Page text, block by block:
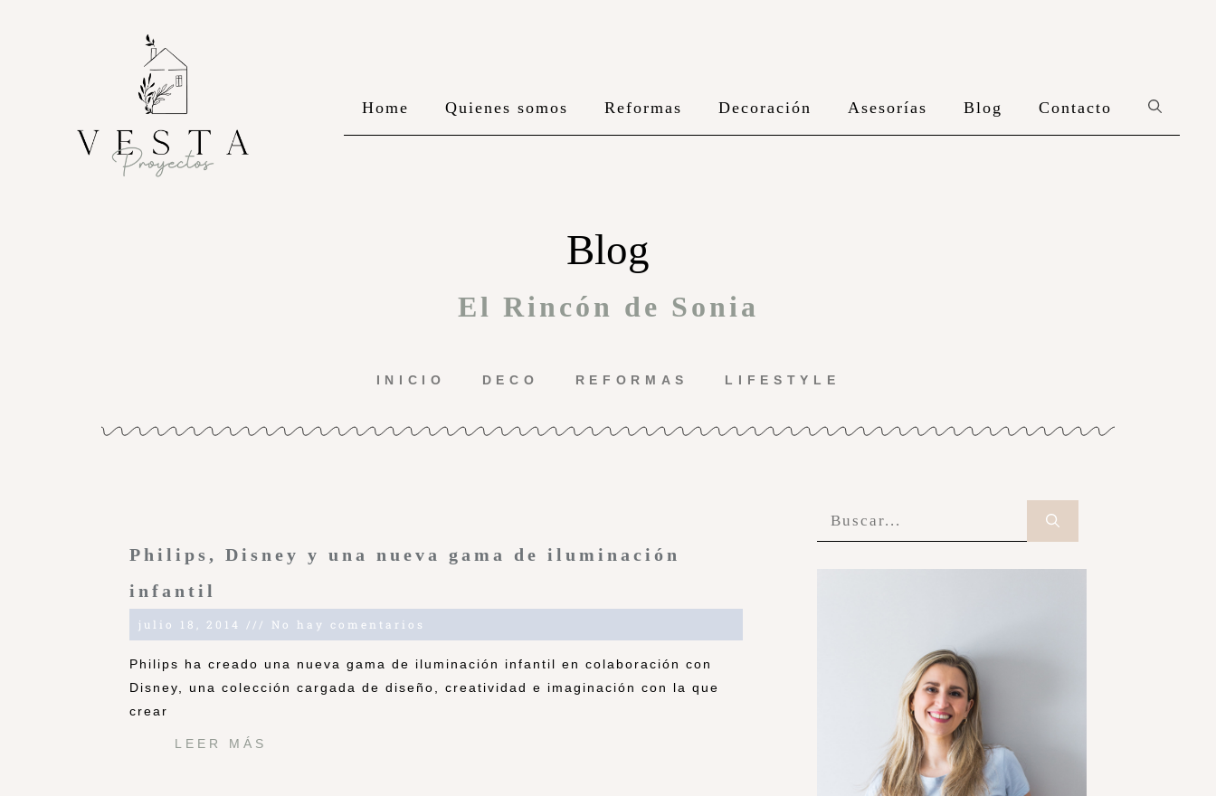
Home Quienes somos Reformas Decoración Asesorías Blog Contacto
Blog
El Rincón de Sonia
INICIO DECO REFORMAS LIFESTYLE
Philips, Disney y una nueva gama de iluminación
infantil
julio 18, 2014 No hay comentarios
Philips ha creado una nueva gama de iluminación infantil en colaboración con
Disney, una colección cargada de diseño, creatividad e imaginación con la que
crear
LEER MÁS